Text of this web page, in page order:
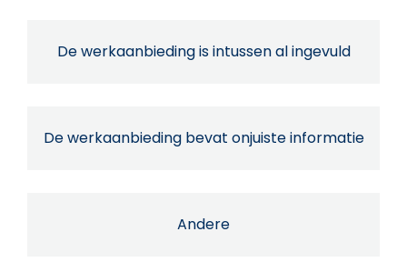
De werkaanbieding is intussen al ingevuld
De werkaanbieding bevat onjuiste informatie
Andere